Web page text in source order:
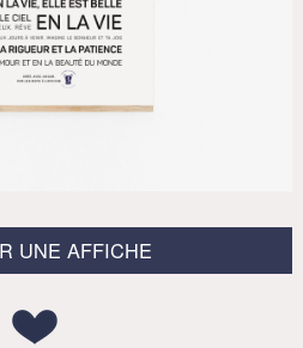
UNE AFFICHE